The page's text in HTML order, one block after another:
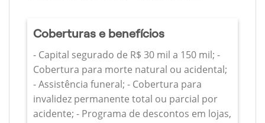
Coberturas e benefícios
- Capital segurado de R$ 30 mil a 150 mil; -
Cobertura para morte natural ou acidental;
- Assistência funeral; - Cobertura para
invalidez permanente total ou parcial por
acidente; - Programa de descontos em lojas,